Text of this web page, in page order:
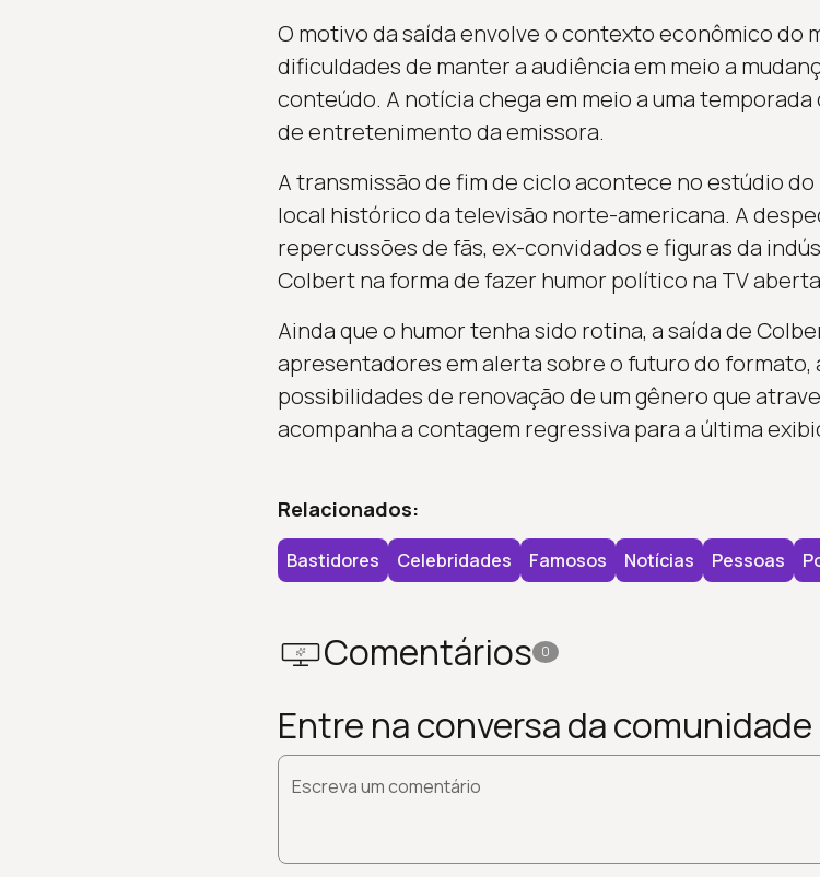
O motivo da saída envolve o contexto econômico do
dificuldades de manter a audiência em meio a
conteúdo. A notícia chega em meio a uma
de entretenimento da emissora.
A transmissão de fim de ciclo acontece no estúdio do
local histórico da televisão norte-americana. A
repercussões de fãs, ex-convidados e figuras da
Colbert na forma de fazer humor político na TV
Ainda que o humor tenha sido rotina, a saída de
apresentadores em alerta sobre o futuro do formato,
possibilidades de renovação de um gênero que
acompanha a contagem regressiva para a última
Relacionados:
Bastidores Celebridades Famosos Notícias Pessoas
Comentários 0
Entre na conversa da comunidade
Escreva um comentário